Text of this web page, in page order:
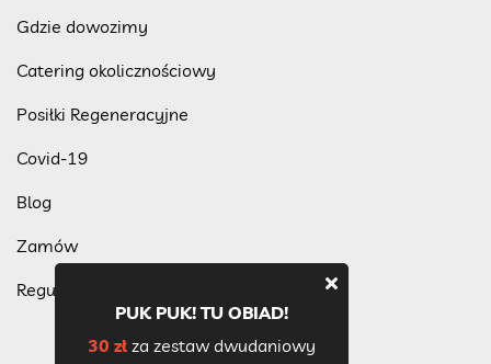
Gdzie dowozimy
Catering okolicznościowy
Posiłki Regeneracyjne
Covid-19
Blog
Zamów
Regulamin programu lojalnościowego
PUK PUK! TU OBIAD!
30 zł za zestaw dwudaniowy